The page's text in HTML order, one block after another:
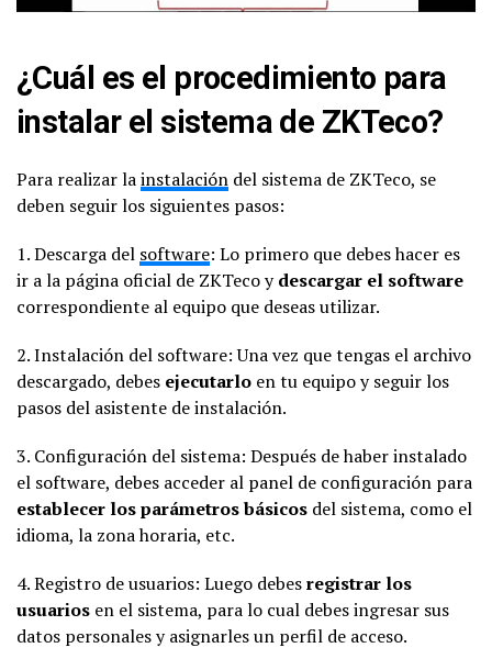
¿Cuál es el procedimiento para
instalar el sistema de ZKTeco?
Para realizar lainstalación del sistema de ZKTeco, se
deben seguir los siguientes pasos:
1. Descarga del software: Lo primero que debes hacer es
ir a la página oficial de ZKTeco ydescargar el software
correspondiente al equipo que deseas utilizar.
2. Instalación del software: Una vez que tengas el archivo
descargado, debes ejecutarlo en tu equipo y seguir los
pasos del asistente de instalación.
3. Configuración del sistema: Después de haber instalado
el software, debes acceder al panel de configuración para
establecer los parámetros básicos del sistema, como el
idioma, la zona horaria, etc.
4. Registro de usuarios: Luego debesregistrar los
usuarios en el sistema, para lo cual debes ingresar sus
datos personales y asignarles un perfil de acceso.